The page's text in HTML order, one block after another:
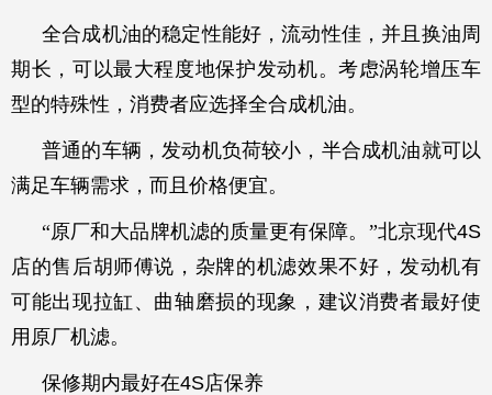
全合成机油的稳定性能好，流动性佳，并且换油周
期长，可以最大程度地保护发动机。考虑涡轮增压车
型的特殊性，消费者应选择全合成机油。
普通的车辆，发动机负荷较小，半合成机油就可以
满足车辆需求，而且价格便宜。
“原厂和大品牌机滤的质量更有保障。”北京现代4S
店的售后胡师傅说，杂牌的机滤效果不好，发动机有
可能出现拉缸、曲轴磨损的现象，建议消费者最好使
用原厂机滤。
保修期内最好在4S店保养